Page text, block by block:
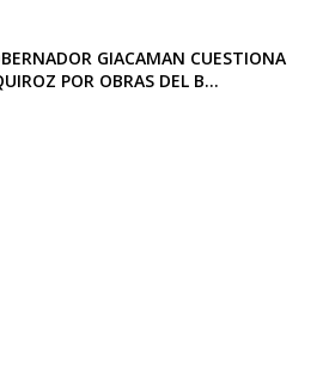
GIACAMAN CUESTIONA
POR OBRAS DEL B...